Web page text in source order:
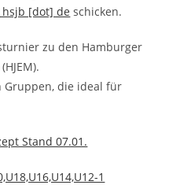
[dot] de schicken.
zu den Hamburger
Gruppen, die ideal für
Stand 07.01.
1